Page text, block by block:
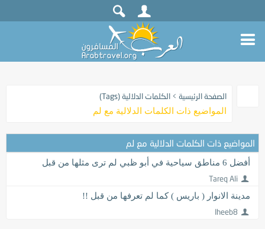
الصفحة الرئيسية > الكلمات الدلالية (Tags)
المواضيع ذات الكلمات الدلالية مع لم
المواضيع ذات الكلمات الدلالية مع لم
أفضل 6 مناطق سياحية في أبو ظبي لم ترى مثلها من قبل
Tareq Ali
مدينة الانوار ( باريس ) كما لم تعرفها من قبل !!
Iheeb8